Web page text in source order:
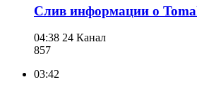
Слив информации о
04:38 24 Канал
857
03:42